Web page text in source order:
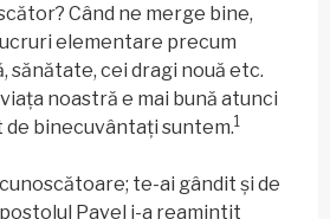
Când ne merge bine,
elementare precum
sănătate, cei dragi nouă etc.
noastră e mai bună atunci
de binecuvântați suntem.1
te-ai gândit și de
Pavel i-a reamintit